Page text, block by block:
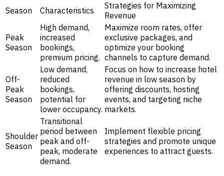
Season Characteristics
Strategies for Maximizing
Revenue
Peak
Season
High demand,
increased
bookings,
premium pricing.
Maximize room rates, offer
exclusive packages, and
optimize your booking
channels to capture demand.
Off-
Peak
Season
Low demand,
reduced
bookings,
potential for
lower occupancy.
Focus on how to increase hotel
revenue in low season by
offering discounts, hosting
events, and targeting niche
markets.
Shoulder
Season
Transitional
period between
peak and off-
peak, moderate
demand.
Implement flexible pricing
strategies and promote unique
experiences to attract guests.